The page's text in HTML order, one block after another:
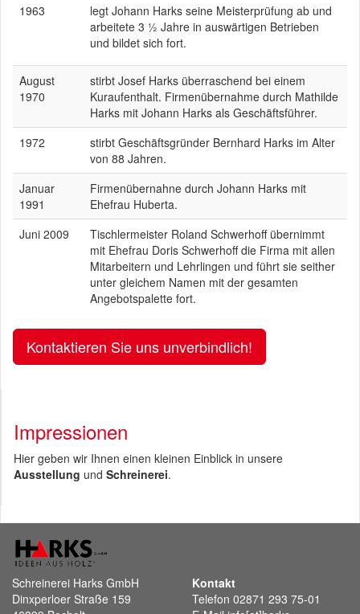
1963
legt Johann Harks seine Meisterprüfung ab und
arbeitete 3 ½ Jahre in auswärtigen Betrieben
und bildet sich fort.
August
1970
stirbt Josef Harks überraschend bei einem
Kuraufenthalt. Firmenübernahme durch Mathilde
Harks mit Johann Harks als Geschäftsführer.
1972
stirbt Geschäftsgründer Bernhard Harks im Alter
von 88 Jahren.
Januar
1991
Firmenübernahne durch Johann Harks mit
Ehefrau Huberta.
Juni 2009
Tischlermeister Roland Schwerhoff übernimmt
mit Ehefrau Doris Schwerhoff die Firma mit allen
Mitarbeitern und Lehrlingen und führt sie seither
unter gleichem Namen mit der gesamten
Angebotspalette fort.
Kontaktieren Sie uns unverbindlich!
Impressionen
Hier geben wir Ihnen einen kleinen Einblick in unsere
Ausstellung und Schreinerei.
Schreinerei Harks GmbH
Dinxperloer Straße 159
Kontakt
Telefon 02871 293 75-01